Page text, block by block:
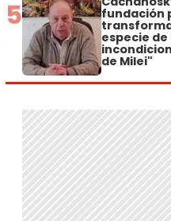
5 fundación
especie
de Milei"